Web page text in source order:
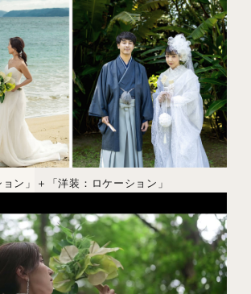
ョン」＋「洋装：ロケーション」